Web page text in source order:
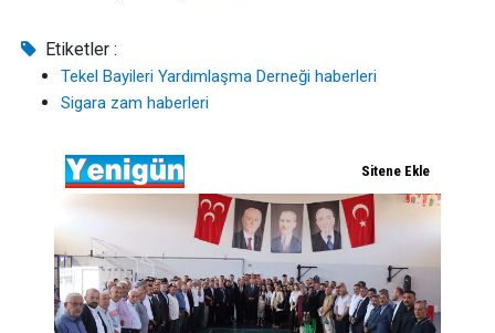
Etiketler :
Tekel Bayileri Yardımlaşma Derneği haberleri
Sigara zam haberleri